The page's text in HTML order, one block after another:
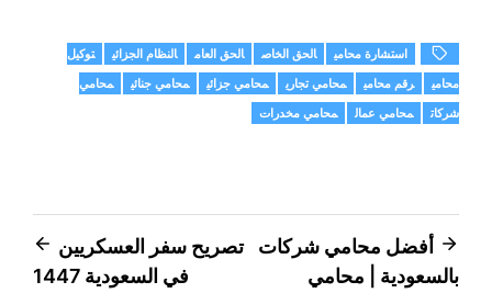
استشارة محامي الحق الخاص الحق العام النظام الجزائي
توكيل
محامي
رقم محامي محامي تجاري محامي جزائي محامي جنائي
محامي
شركات
محامي عمال محامي مخدرات
تصفّح
أفضل محامي شركات
بالسعودية | محامي
تصريح سفر العسكريين
في السعودية 1447